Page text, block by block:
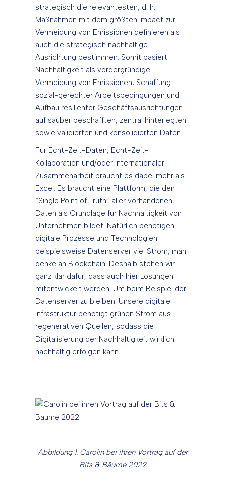
strategisch die relevantesten, d. h.
Maßnahmen mit dem größten Impact zur
Vermeidung von Emissionen definieren als
auch die strategisch nachhaltige
Ausrichtung bestimmen. Somit basiert
Nachhaltigkeit als vordergründige
Vermeidung von Emissionen, Schaffung
sozial-gerechter Arbeitsbedingungen und
Aufbau resilienter Geschäftsausrichtungen
auf sauber beschafften, zentral hinterlegten
sowie validierten und konsolidierten Daten.
Für Echt-Zeit-Daten, Echt-Zeit-
Kollaboration und/oder internationaler
Zusammenarbeit braucht es dabei mehr als
Excel. Es braucht eine Plattform, die den
“Single Point of Truth” aller vorhandenen
Daten als Grundlage für Nachhaltigkeit von
Unternehmen bildet. Natürlich benötigen
digitale Prozesse und Technologien
beispielsweise Datenserver viel Strom, man
denke an Blockchain. Deshalb stehen wir
ganz klar dafür, dass auch hier Lösungen
mitentwickelt werden. Um beim Beispiel der
Datenserver zu bleiben: Unsere digitale
Infrastruktur benötigt grünen Strom aus
regenerativen Quellen, sodass die
Digitalisierung der Nachhaltigkeit wirklich
nachhaltig erfolgen kann.
Abbildung 1: Carolin bei ihren Vortrag auf der
Bits & Bäume 2022